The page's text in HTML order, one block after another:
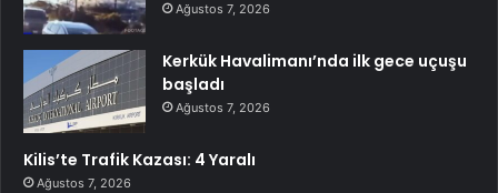
Ağustos 7, 2026
Kerkük Havalimanı’nda ilk gece uçuşu
başladı
Ağustos 7, 2026
Kilis’te Trafik Kazası: 4 Yaralı
Ağustos 7, 2026